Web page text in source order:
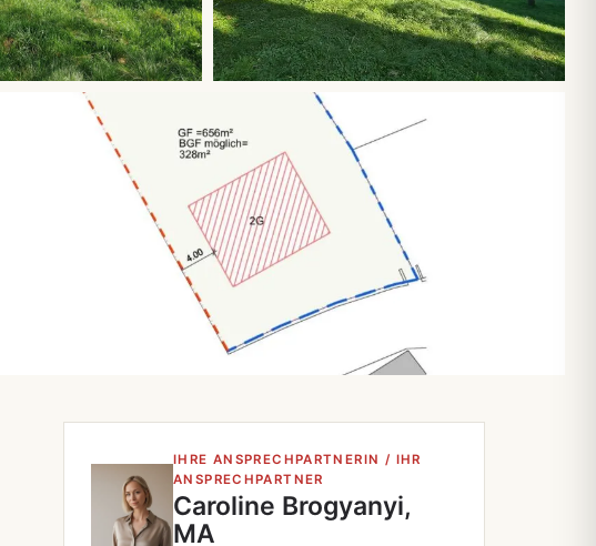
IHRE ANSPRECHPARTNERIN / IHR
ANSPRECHPARTNER
Caroline Brogyanyi,
MA